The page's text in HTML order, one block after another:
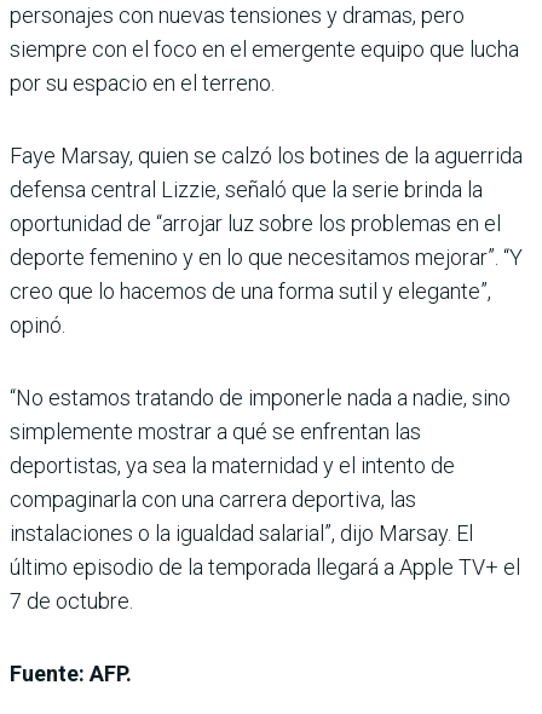
personajes con nuevas tensiones y dramas, pero
siempre con el foco en el emergente equipo que lucha
por su espacio en el terreno.
Faye Marsay, quien se calzó los botines de la aguerrida
defensa central Lizzie, señaló que la serie brinda la
oportunidad de “arrojar luz sobre los problemas en el
deporte femenino y en lo que necesitamos mejorar”. “Y
creo que lo hacemos de una forma sutil y elegante”,
opinó.
“No estamos tratando de imponerle nada a nadie, sino
simplemente mostrar a qué se enfrentan las
deportistas, ya sea la maternidad y el intento de
compaginarla con una carrera deportiva, las
instalaciones o la igualdad salarial”, dijo Marsay. El
último episodio de la temporada llegará a Apple TV+ el
7 de octubre.
Fuente: AFP.